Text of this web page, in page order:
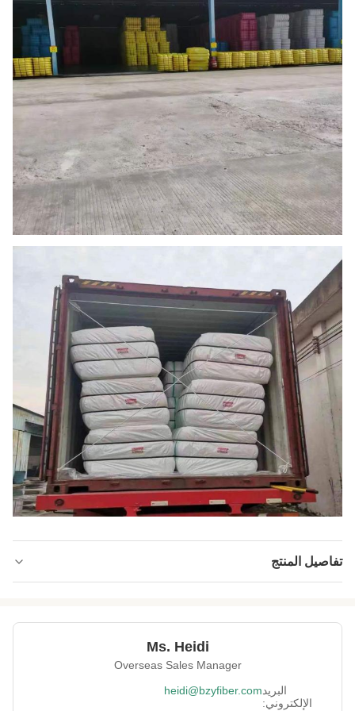
تفاصيل المنتج
Material: PET المعاد تدويره
درجة A1
Ms. Heidi
Overseas Sales Manager
البريد
الإلكتروني:
heidi@bzyfiber.com